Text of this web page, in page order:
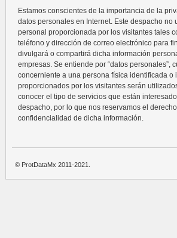
Estamos conscientes de la importancia de la
datos personales en Internet. Este despacho no
personal proporcionada por los visitantes tales
teléfono y dirección de correo electrónico para
divulgará o compartirá dicha información
empresas. Se entiende por “datos personales”,
concerniente a una persona física identificada o
proporcionados por los visitantes serán
conocer el tipo de servicios que están
despacho, por lo que nos reservamos el
confidencialidad de dicha información.
© ProtDataMx 2011-2021.